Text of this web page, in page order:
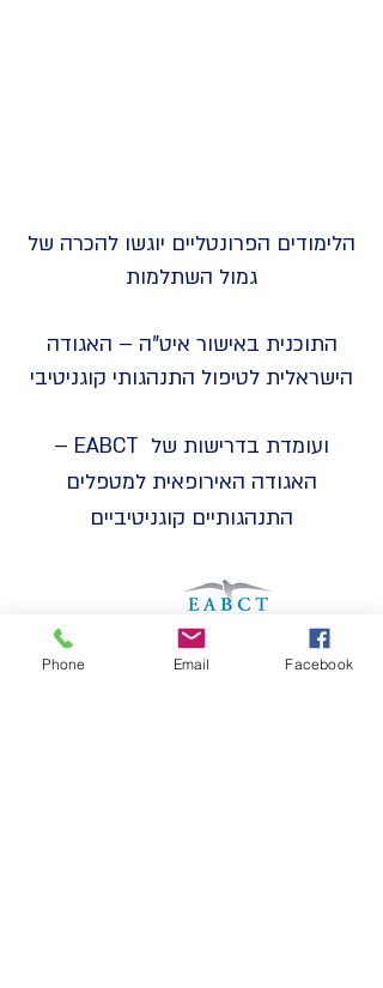
הלימודים הפרונטליים יוגשו להכרה של
גמול השתלמות
התוכנית באישור איט"ה – האגודה
הישראלית לטיפול התנהגותי קוגניטיבי
ועומדת בדרישות של EABCT –
האגודה האירופאית למטפלים
התנהגותיים קוגניטיביים
Phone Email Facebook